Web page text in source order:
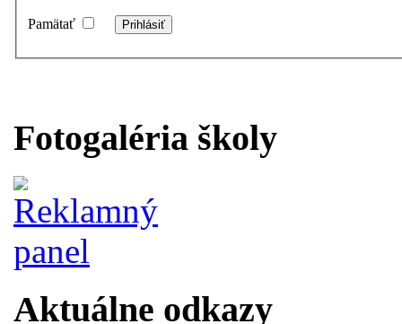
Pamätať
Fotogaléria školy
Aktuálne odkazy